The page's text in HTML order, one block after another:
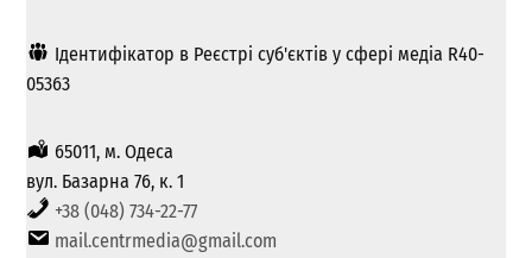
Ідентифікатор в Реєстрі суб'єктів у сфері медіа R40-
05363
65011, м. Одеса
вул. Базарна 76, к. 1
+38 (048) 734-22-77
mail.centrmedia@gmail.com